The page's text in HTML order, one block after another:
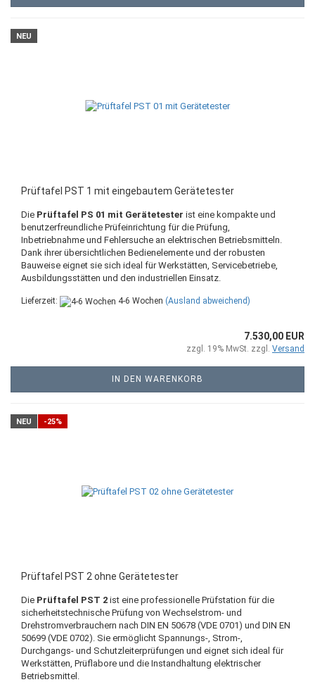
NEU
Prüftafel PST 1 mit eingebautem Gerätetester
Die Prüftafel PS 01 mit Gerätetester ist eine kompakte und
benutzerfreundliche Prüfeinrichtung für die Prüfung,
Inbetriebnahme und Fehlersuche an elektrischen Betriebsmitteln.
Dank ihrer übersichtlichen Bedienelemente und der robusten
Bauweise eignet sie sich ideal für Werkstätten, Servicebetriebe,
Ausbildungsstätten und den industriellen Einsatz.
Lieferzeit: 4-6 Wochen (Ausland abweichend)
7.530,00 EUR
zzgl. 19% MwSt. zzgl. Versand
IN DEN WARENKORB
NEU -25%
Prüftafel PST 2 ohne Gerätetester
Die Prüftafel PST 2 ist eine professionelle Prüfstation für die
sicherheitstechnische Prüfung von Wechselstrom- und
Drehstromverbrauchern nach DIN EN 50678 (VDE 0701) und DIN EN
50699 (VDE 0702). Sie ermöglicht Spannungs-, Strom-,
Durchgangs- und Schutzleiterprüfungen und eignet sich ideal für
Werkstätten, Prüflabore und die Instandhaltung elektrischer
Betriebsmittel.